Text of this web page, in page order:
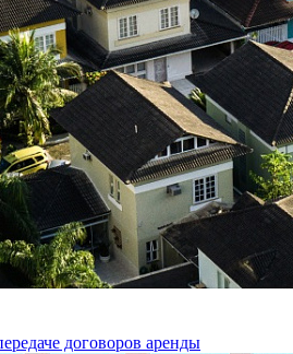
договоров аренды